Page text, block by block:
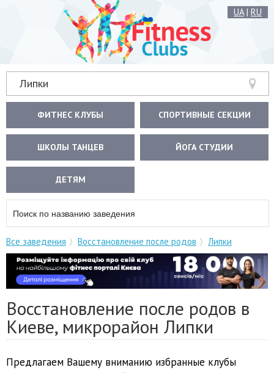
UA| RU
Липки
ФИТНЕС КЛУБЫ СПОРТИВНЫЕ СЕКЦИИ
ШКОЛЫ ТАНЦЕВ ЙОГА СТУДИИ
ДЕТЯМ
Все заведения Восстановление после родов Липки
Восстановление после родов в
Киеве, микрорайон Липки
Предлагаем Вашему вниманию избранные клубы